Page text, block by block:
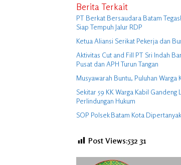
Berita Terkait
PT Berkat Bersaudara Batam
Siap Tempuh Jalur RDP
Ketua Aliansi Serikat Pekerja dan
Aktivitas Cut and Fill PT Sri Indah
Pusat dan APH Turun Tangan
Musyawarah Buntu, Puluhan Warga
Sekitar 59 KK Warga Kabil
Perlindungan Hukum
SOP Polsek Batam Kota
Post Views:532 31